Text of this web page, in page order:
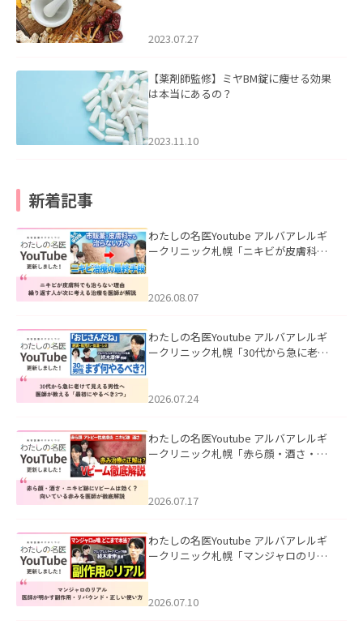
2023.07.27
【薬剤師監修】ミヤBM錠に痩せる効果
は本当にあるの？
2023.11.10
新着記事
わたしの名医Youtube アルバアレルギ
ークリニック札幌「ニキビが皮膚科で
ました。
2026.08.07
わたしの名医Youtube アルバアレルギ
ークリニック札幌「30代から急に老け
た。
2026.07.24
わたしの名医Youtube アルバアレルギ
ークリニック札幌「赤ら顔・酒さ・ニ
した。
2026.07.17
わたしの名医Youtube アルバアレルギ
ークリニック札幌「マンジャロのリア
た。
2026.07.10